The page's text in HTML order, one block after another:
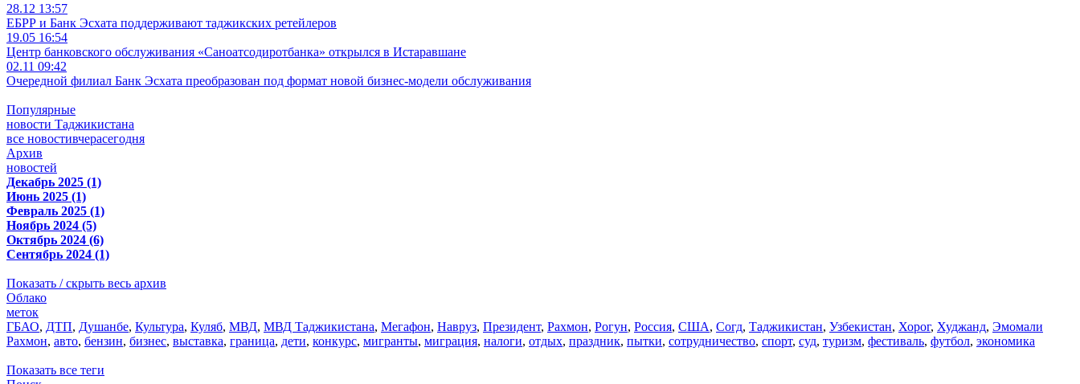
28.12 13:57
ЕБРР и Банк Эсхата поддерживают таджикских ретейлеров
19.05 16:54
Центр банковского обслуживания «Саноатсодиротбанка» открылся в Истаравшане
02.11 09:42
Очередной филиал Банк Эсхата преобразован под формат новой бизнес-модели обслуживания
Популярные
новости Таджикистана
все новостивчерасегодня
Архив
новостей
Декабрь 2025 (1)
Июнь 2025 (1)
Февраль 2025 (1)
Ноябрь 2024 (5)
Октябрь 2024 (6)
Сентябрь 2024 (1)
Показать / скрыть весь архив
Облако
меток
ГБАО, ДТП, Душанбе, Культура, Куляб, МВД, МВД Таджикистана, Мегафон, Навруз, Президент, Рахмон, Рогун, Россия, США, Согд, Таджикистан, Узбекистан, Хорог, Худжанд, Эмомали
Рахмон, авто, бензин, бизнес, выставка, граница, дети, конкурс, мигранты, миграция, налоги, отдых, праздник, пытки, сотрудничество, спорт, суд, туризм, фестиваль, футбол, экономика
Показать все теги